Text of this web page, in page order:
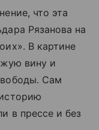
что эта
Рязанова на
В картине
вину и
Сам
в прессе и без